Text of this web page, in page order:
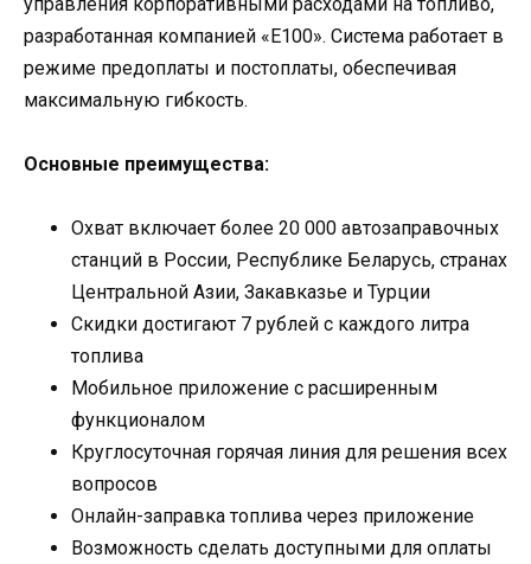
разработанная компанией «Е100». Система работает в
режиме предоплаты и постоплаты, обеспечивая
максимальную гибкость.
Основные преимущества:
Охват включает более 20 000 автозаправочных
станций в России, Республике Беларусь, странах
Центральной Азии, Закавказье и Турции
Скидки достигают 7 рублей с каждого литра
топлива
Мобильное приложение с расширенным
функционалом
Круглосуточная горячая линия для решения всех
вопросов
Онлайн-заправка топлива через приложение
Возможность сделать доступными для оплаты